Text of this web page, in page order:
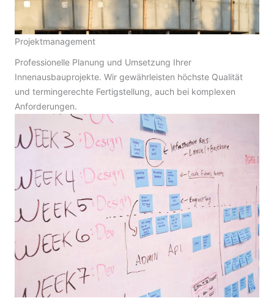
Projektmanagement
Professionelle Planung und Umsetzung Ihrer
Innenausbauprojekte. Wir gewährleisten höchste Qualität
und termingerechte Fertigstellung, auch bei komplexen
Anforderungen.